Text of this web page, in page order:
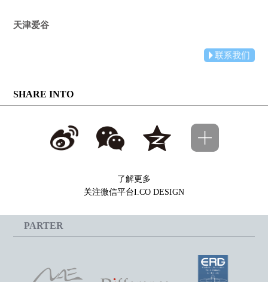
天津爱谷
SHARE INTO
了解更多
关注微信平台I.CO DESIGN
PARTER